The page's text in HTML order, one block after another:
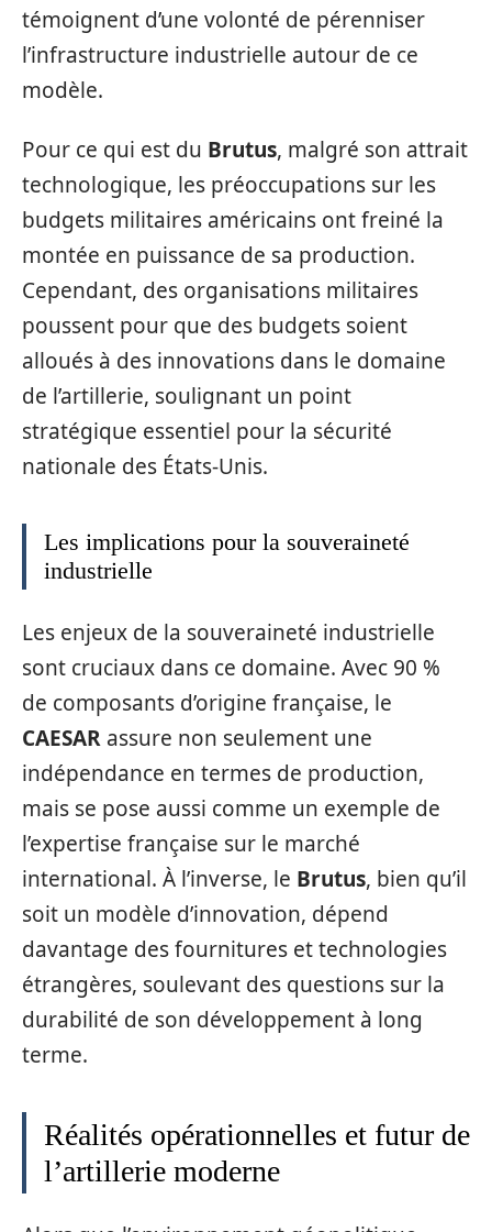
témoignent d’une volonté de pérenniser
l’infrastructure industrielle autour de ce
modèle.
Pour ce qui est du Brutus, malgré son attrait
technologique, les préoccupations sur les
budgets militaires américains ont freiné la
montée en puissance de sa production.
Cependant, des organisations militaires
poussent pour que des budgets soient
alloués à des innovations dans le domaine
de l’artillerie, soulignant un point
stratégique essentiel pour la sécurité
nationale des États-Unis.
Les implications pour la souveraineté
industrielle
Les enjeux de la souveraineté industrielle
sont cruciaux dans ce domaine. Avec 90 %
de composants d’origine française, le
CAESAR assure non seulement une
indépendance en termes de production,
mais se pose aussi comme un exemple de
l’expertise française sur le marché
international. À l’inverse, le Brutus, bien qu’il
soit un modèle d’innovation, dépend
davantage des fournitures et technologies
étrangères, soulevant des questions sur la
durabilité de son développement à long
terme.
Réalités opérationnelles et futur de
l’artillerie moderne